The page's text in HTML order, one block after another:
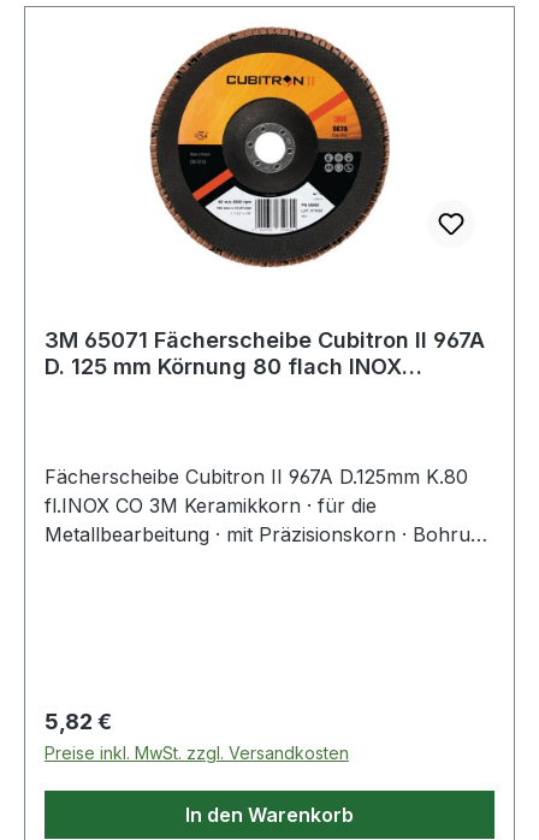
3M 65071 Fächerscheibe Cubitron II 967A
D. 125 mm Körnung 80 flach INOX
Fächerscheibe Cubitron II 967A D.125mm K.80
fl.INOX CO 3M Keramikkorn · für die
Metallbearbeitung · mit Präzisionskorn · Bohrung
Regulärer Preis:
5,82 €
Preise inkl. MwSt. zzgl. Versandkosten
In den Warenkorb